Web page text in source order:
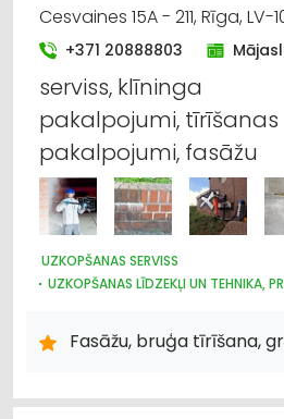
Cesvaines 15A - 211, Rīga, LV-
+371 20888803
serviss, klīninga
pakalpojumi, tīrīšanas
pakalpojumi, fasāžu
UZKOPŠANAS SERVISS
UZKOPŠANAS LĪDZEKĻI UN TEHNIKA,
Fasāžu, bruģa tīrīšana,